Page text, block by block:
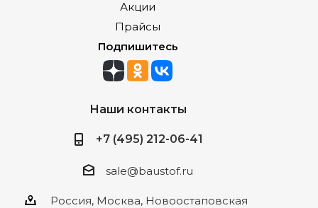
Акции
Прайсы
Подпишитесь
Наши контакты
+7 (495) 212-06-41
sale@baustof.ru
Россия, Москва, Новоостаповская